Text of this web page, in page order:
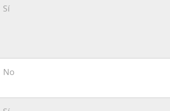
Sí
No